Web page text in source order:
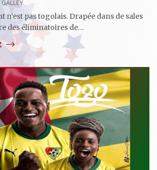
n’est pas togolais. Drapée dans de sales
des éliminatoires de…